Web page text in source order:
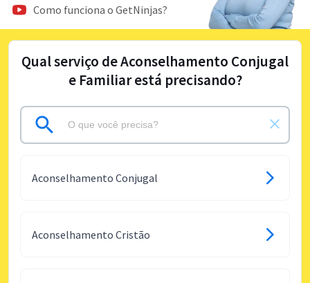
Como funciona o GetNinjas?
Qual serviço de Aconselhamento Conjugal
e Familiar está precisando?
Aconselhamento Conjugal
Aconselhamento Cristão